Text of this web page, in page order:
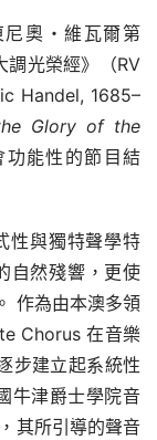
奧・維瓦爾第
調光榮經》（RV
Handel, 1685–
Glory of the
功能性的節目結
性與獨特聲學特
自然殘響，更使
作為由本澳多領
Chorus 在音樂
步建立起系統性
牛津爵士學院音
其所引導的聲音